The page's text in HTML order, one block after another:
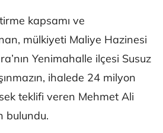
kapsamı ve
mülkiyeti Maliye Hazinesi
Yenimahalle ilçesi Susuz
ihalede 24 milyon
teklifi veren Mehmet Ali
bulundu.